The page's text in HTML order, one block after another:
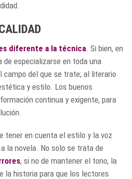
diferente a la técnica . Si bien, en
especializarse en toda una
campo del que se trate; al literario
y estilo. Los buenos
continua y exigente, para
tener en cuenta el estilo y la voz
la novela. No solo se trata de
, si no de mantener el tono, la
la historia para que los lectores